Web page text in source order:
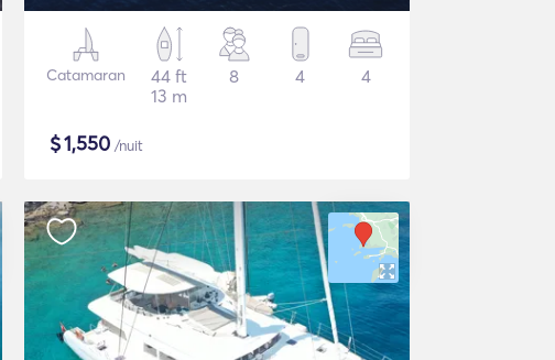
Catamaran
44 ft
13 m
8 4 4
$1,550 /nuit